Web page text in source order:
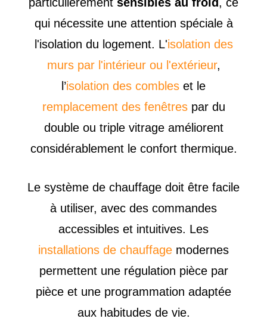
qui nécessite une attention spéciale à
l'isolation du logement. L'isolation des
murs par l'intérieur ou l'extérieur,
l’isolation des combles et le
remplacement des fenêtrespar du
double ou triple vitrage améliorent
considérablement le confort thermique.
Le système de chauffage doit être facile
à utiliser, avec des commandes
accessibles et intuitives. Les
installations de chauffage modernes
permettent une régulation pièce par
pièce et une programmation adaptée
aux habitudes de vie.